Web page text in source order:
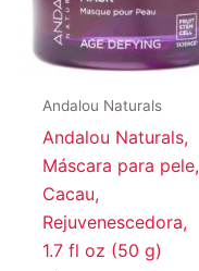
Andalou Naturals
Andalou Naturals,
Máscara para pele,
Cacau,
Rejuvenescedora,
1.7 fl oz (50 g)